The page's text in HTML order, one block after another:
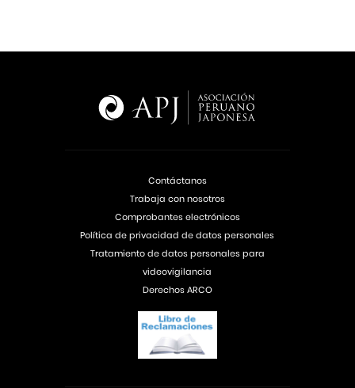
Contáctanos
Trabaja con nosotros
Comprobantes electrónicos
Política de privacidad de datos personales
Tratamiento de datos personales para
videovigilancia
Derechos ARCO